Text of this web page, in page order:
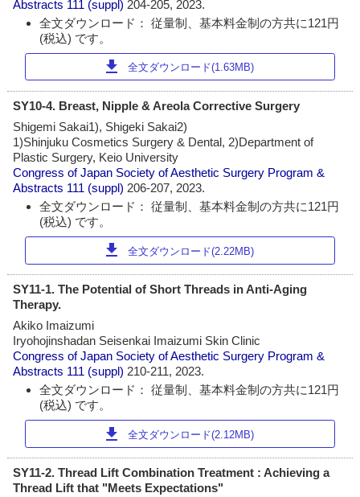
Abstracts 111 (suppl) 204-205, 2023.
全文ダウンロード： 従量制、基本料金制の方共に121円
(税込) です。
download 全文ダウンロード(1.63MB)
SY10-4. Breast, Nipple & Areola Corrective Surgery
Shigemi Sakai1), Shigeki Sakai2)
1)Shinjuku Cosmetics Surgery & Dental, 2)Department of
Plastic Surgery, Keio University
Congress of Japan Society of Aesthetic Surgery Program &
Abstracts 111 (suppl) 206-207, 2023.
全文ダウンロード： 従量制、基本料金制の方共に121円
(税込) です。
download 全文ダウンロード(2.22MB)
SY11-1. The Potential of Short Threads in Anti-Aging
Therapy.
Akiko Imaizumi
Iryohojinshadan Seisenkai Imaizumi Skin Clinic
Congress of Japan Society of Aesthetic Surgery Program &
Abstracts 111 (suppl) 210-211, 2023.
全文ダウンロード： 従量制、基本料金制の方共に121円
(税込) です。
download 全文ダウンロード(2.12MB)
SY11-2. Thread Lift Combination Treatment : Achieving a
Thread Lift that "Meets Expectations"